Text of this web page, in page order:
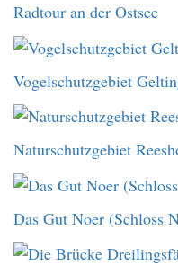
Radtour an der Ostsee
Vogelschutzgebiet
Naturschutzgebiet
Das Gut Noer (Schloss